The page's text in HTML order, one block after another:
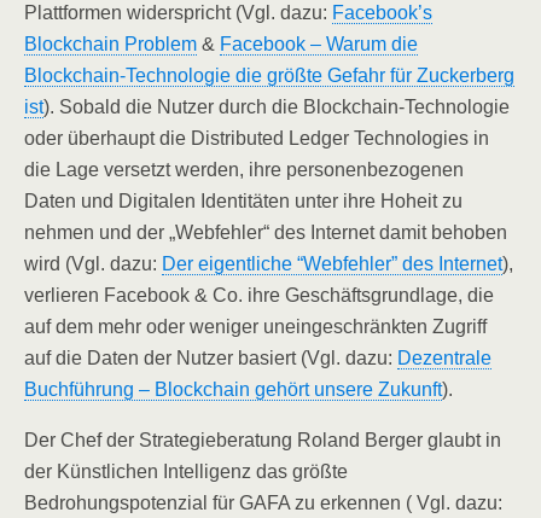
Plattformen widerspricht (Vgl. dazu: Facebook’s
Blockchain Problem & Facebook – Warum die
Blockchain-Technologie die größte Gefahr für Zuckerberg
ist). Sobald die Nutzer durch die Blockchain-Technologie
oder überhaupt die Distributed Ledger Technologies in
die Lage versetzt werden, ihre personenbezogenen
Daten und Digitalen Identitäten unter ihre Hoheit zu
nehmen und der „Webfehler“ des Internet damit behoben
wird (Vgl. dazu: Der eigentliche “Webfehler” des Internet),
verlieren Facebook & Co. ihre Geschäftsgrundlage, die
auf dem mehr oder weniger uneingeschränkten Zugriff
auf die Daten der Nutzer basiert (Vgl. dazu: Dezentrale
Buchführung – Blockchain gehört unsere Zukunft).
Der Chef der Strategieberatung Roland Berger glaubt in
der Künstlichen Intelligenz das größte
Bedrohungspotenzial für GAFA zu erkennen ( Vgl. dazu: